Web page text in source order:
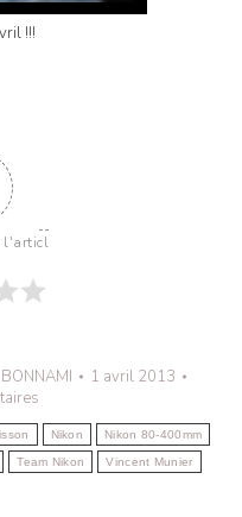
!!!
l'articl
1 avril 2013
Nikon Nikon 80-400mm
Team Nikon Vincent Munier